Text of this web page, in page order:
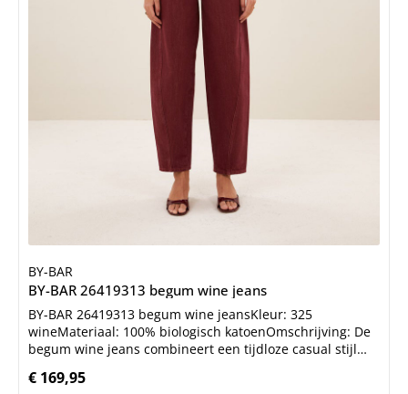
BY-BAR
BY-BAR 26419313 begum wine jeans
BY-BAR 26419313 begum wine jeansKleur: 325
wineMateriaal: 100% biologisch katoenOmschrijving: De
begum wine jeans combineert een tijdloze casual stijl
taillehoogte. Gemaakt van biologisch katoen door een
Normale prijs:
€ 169,95